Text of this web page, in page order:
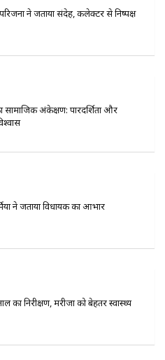
ने जताया संदेह, कलेक्टर से निष्पक्ष
सामाजिक अंकेक्षण: पारदर्शिता और
ने जताया विधायक का आभार
का निरीक्षण, मरीजों को बेहतर स्वास्थ्य